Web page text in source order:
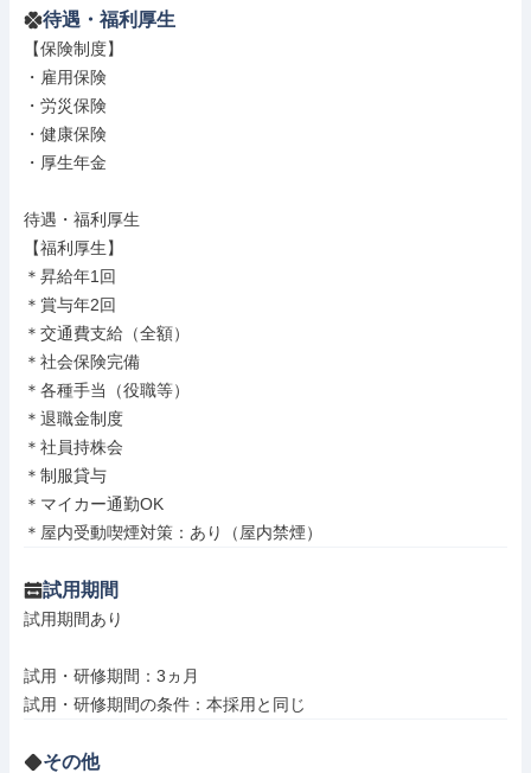
待遇・福利厚生
【保険制度】
・雇用保険
・労災保険
・健康保険
・厚生年金
待遇・福利厚生
【福利厚生】
＊昇給年1回
＊賞与年2回
＊交通費支給（全額）
＊社会保険完備
＊各種手当（役職等）
＊退職金制度
＊社員持株会
＊制服貸与
＊マイカー通勤OK
＊屋内受動喫煙対策：あり（屋内禁煙）
試用期間
試用期間あり
試用・研修期間：3ヵ月
その他